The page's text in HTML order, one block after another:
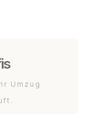
Umzug